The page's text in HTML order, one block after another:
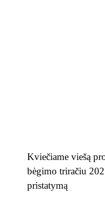
Kviečiame viešą
bėgimo triračiu
pristatymą